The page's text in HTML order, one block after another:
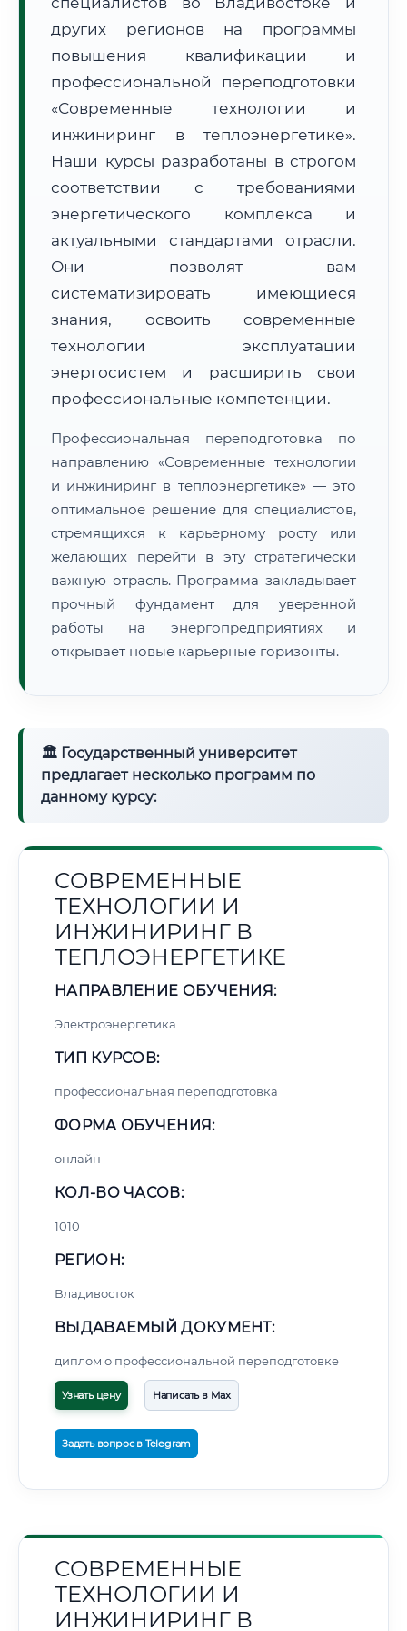
Расчет логистики оригиналов:
• Маршрут транзита:~3 714 км
• Экспресс-доставка СДЭК / Почтой:
5–7 рабочих дней
других регионов на программы
повышения квалификации и
профессиональной переподготовки
«Современные технологии и
инжиниринг в теплоэнергетике».
Наши курсы разработаны в строгом
соответствии с требованиями
энергетического комплекса и
актуальными стандартами отрасли.
Они позволят вам
систематизировать имеющиеся
знания, освоить современные
технологии эксплуатации
энергосистем и расширить свои
профессиональные компетенции.
Профессиональная переподготовка по
направлению «Современные технологии
и инжиниринг в теплоэнергетике» — это
оптимальное решение для специалистов,
стремящихся к карьерному росту или
желающих перейти в эту стратегически
важную отрасль. Программа закладывает
прочный фундамент для уверенной
работы на энергопредприятиях и
открывает новые карьерные горизонты.
🏛 Государственный университет
предлагает несколько программ по
данному курсу:
СОВРЕМЕННЫЕ
ТЕХНОЛОГИИ И
ИНЖИНИРИНГ В
ТЕПЛОЭНЕРГЕТИКЕ
НАПРАВЛЕНИЕ ОБУЧЕНИЯ:
Электроэнергетика
ТИП КУРСОВ:
профессиональная переподготовка
ФОРМА ОБУЧЕНИЯ:
онлайн
КОЛ-ВО ЧАСОВ:
1010
РЕГИОН:
Владивосток
ВЫДАВАЕМЫЙ ДОКУМЕНТ:
диплом о профессиональной переподготовке
Узнать цену Написать в Max
Задать вопрос в Telegram
СОВРЕМЕННЫЕ
ТЕХНОЛОГИИ И
ИНЖИНИРИНГ В